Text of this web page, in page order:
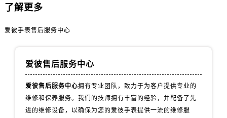
了解更多
爱彼手表售后服务中心
爱彼售后服务中心
爱彼售后服务中心拥有专业团队，致力于为客户提供专业的
维修和保养服务。我们的技师拥有丰富的经验，并配备了先
进的维修设备，以确保为您的爱彼手表提供一流的维修服